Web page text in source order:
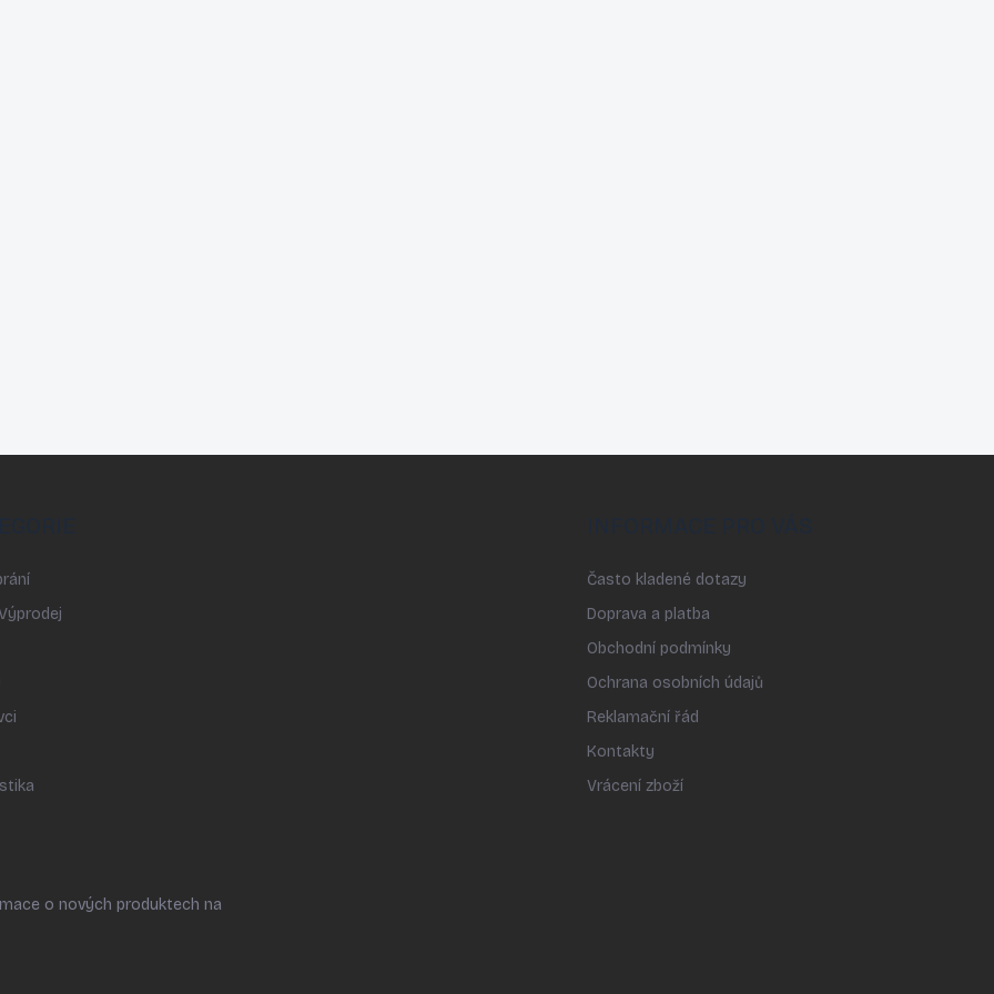
Často kladené dotazy
Doprava a platba
Obchodní podmínky
Ochrana osobních údajů
Reklamační řád
Kontakty
Vrácení zboží
o nových produktech na